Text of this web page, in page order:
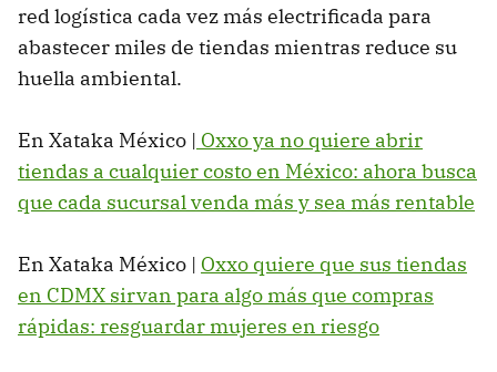
red logística cada vez más electrificada para
abastecer miles de tiendas mientras reduce su
huella ambiental.
En Xataka México | Oxxo ya no quiere abrir
tiendas a cualquier costo en México: ahora busca
que cada sucursal venda más y sea más rentable
En Xataka México | Oxxo quiere que sus tiendas
en CDMX sirvan para algo más que compras
rápidas: resguardar mujeres en riesgo